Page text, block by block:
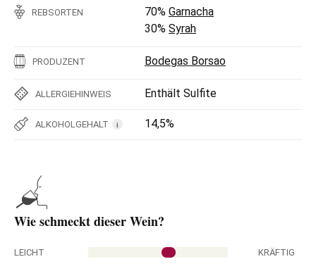
REBSORTEN 70% Garnacha
30% Syrah
PRODUZENT Bodegas Borsao
ALLERGIEHINWEIS Enthält Sulfite
ALKOHOLGEHALT i 14,5%
Wie schmeckt dieser Wein?
LEICHT KRÄFTIG